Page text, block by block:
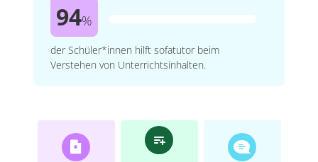
94%
der Schüler*innen hilft sofatutor beim
Verstehen von Unterrichtsinhalten.